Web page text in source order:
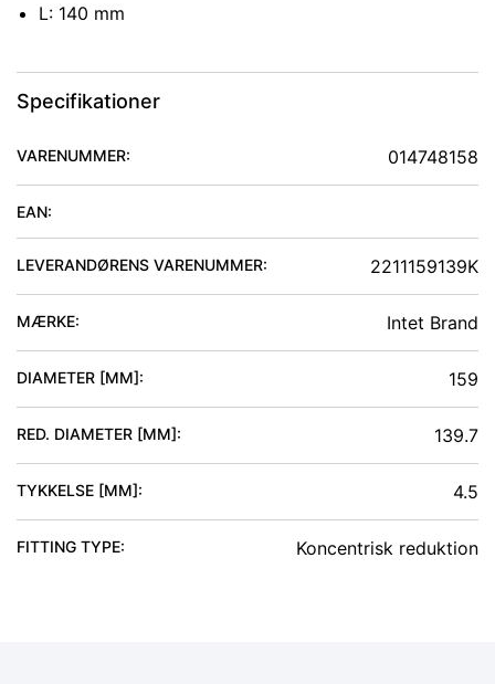
L: 140 mm
Specifikationer
VARENUMMER: 014748158
EAN:
LEVERANDØRENS VARENUMMER: 2211159139K
MÆRKE: Intet Brand
DIAMETER [MM]: 159
RED. DIAMETER [MM]: 139.7
TYKKELSE [MM]: 4.5
FITTING TYPE: Koncentrisk reduktion